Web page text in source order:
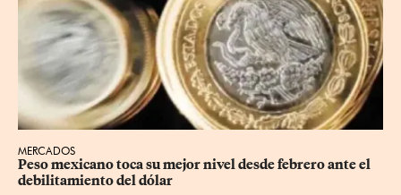
MERCADOS
Peso mexicano toca su mejor nivel desde febrero ante el
debilitamiento del dólar